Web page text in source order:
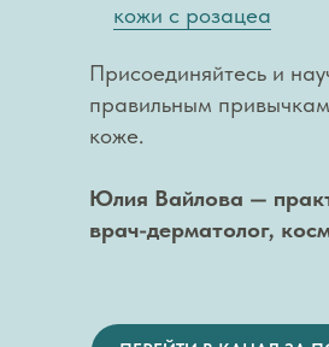
кожи с розацеа
Присоединяйтесь и
правильным
коже.
Юлия Вайлова —
врач-дерматолог,